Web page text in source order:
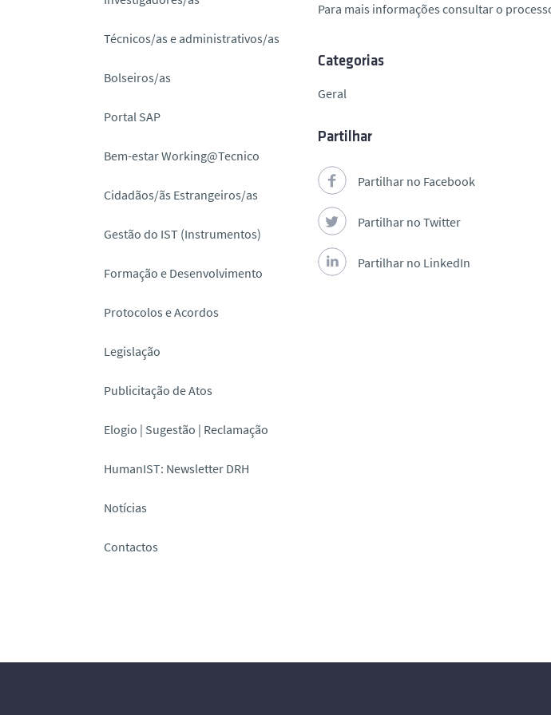
Técnicos/as e administrativos/as
Bolseiros/as
Portal SAP
Bem-estar Working@Tecnico
Cidadãos/ãs Estrangeiros/as
Gestão do IST (Instrumentos)
Formação e Desenvolvimento
Protocolos e Acordos
Legislação
Publicitação de Atos
Elogio | Sugestão | Reclamação
HumanIST: Newsletter DRH
Notícias
Contactos
Para mais informações consultar o
Categorias
Geral
Partilhar
Partilhar no Facebook
Partilhar no Twitter
Partilhar no LinkedIn